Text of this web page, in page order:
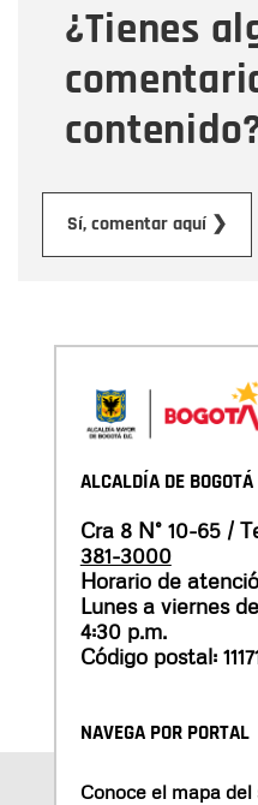
¿Tienes
Sí, comentar aquí ❯
Mensaje
ALCALDÍA DE BOGOTÁ
Cra 8 N° 10-65 /
381-3000
Horario de
Lunes a viernes
4:30 p.m.
Código postal:
NAVEGA POR PORTAL
Conoce el mapa